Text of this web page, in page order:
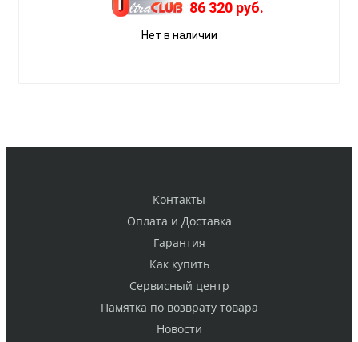
86 320 руб.
Нет в наличии
Контакты
Оплата и Доставка
Гарантия
Как купить
Cервисный центр
Памятка по возврату товара
Новости